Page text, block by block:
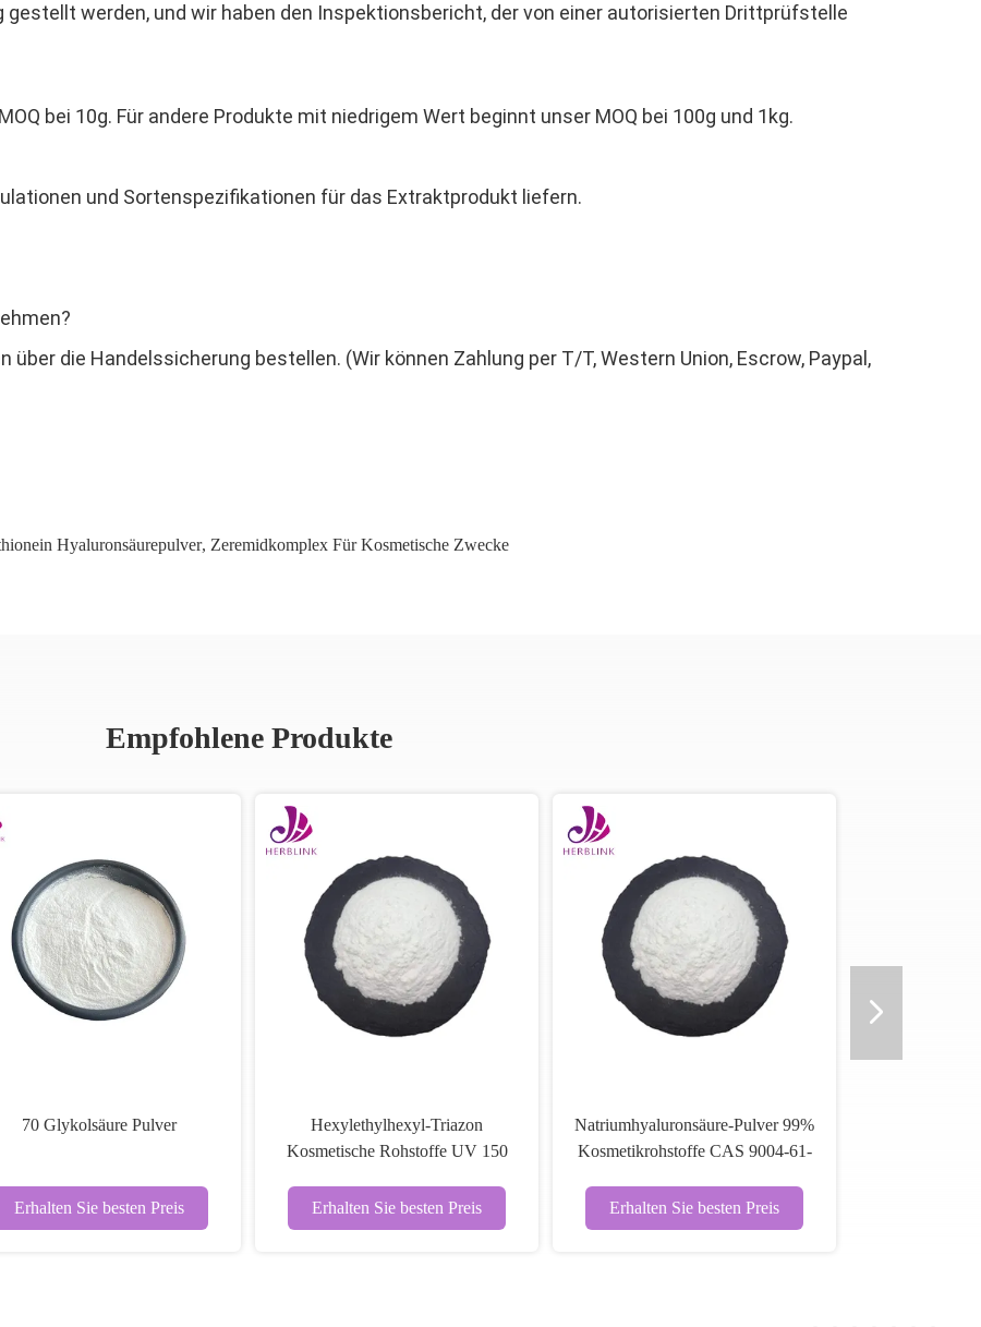
gestellt werden, und wir haben den Inspektionsbericht, der von einer autorisierten Drittprüfstelle
bei 10g. Für andere Produkte mit niedrigem Wert beginnt unser MOQ bei 100g und 1kg.
und Sortenspezifikationen für das Extraktprodukt liefern.
über die Handelssicherung bestellen. (Wir können Zahlung per T/T, Western Union, Escrow, Paypal,
Hyaluronsäurepulver, Zeremidkomplex Für Kosmetische Zwecke
Empfohlene Produkte
70 Glykolsäure Pulver
Erhalten Sie besten Preis
Hexylethylhexyl-Triazon
Kosmetische Rohstoffe UV 150
Erhalten Sie besten Preis
Natriumhyaluronsäure-Pulver 99%
Kosmetikrohstoffe CAS 9004-61-
Erhalten Sie besten Preis